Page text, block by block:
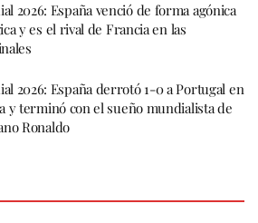
2026: España venció de forma agónica
y es el rival de Francia en las
2026: España derrotó 1-0 a Portugal en
y terminó con el sueño mundialista de
Ronaldo